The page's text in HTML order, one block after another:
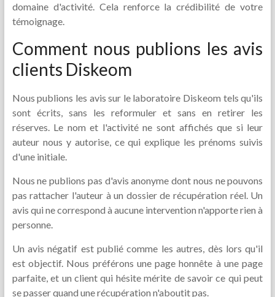
domaine d'activité. Cela renforce la crédibilité de votre
témoignage.
Comment nous publions les avis
clients Diskeom
Nous publions les avis sur le laboratoire Diskeom tels qu'ils
sont écrits, sans les reformuler et sans en retirer les
réserves. Le nom et l'activité ne sont affichés que si leur
auteur nous y autorise, ce qui explique les prénoms suivis
d'une initiale.
Nous ne publions pas d'avis anonyme dont nous ne pouvons
pas rattacher l'auteur à un dossier de récupération réel. Un
avis qui ne correspond à aucune intervention n'apporte rien à
personne.
Un avis négatif est publié comme les autres, dès lors qu'il
est objectif. Nous préférons une page honnête à une page
parfaite, et un client qui hésite mérite de savoir ce qui peut
se passer quand une récupération n'aboutit pas.